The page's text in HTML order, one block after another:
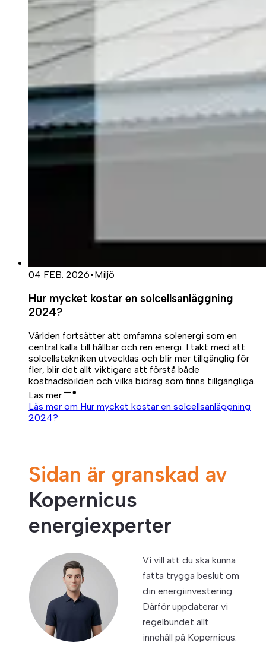
04 FEB. 2026•Miljö
Hur mycket kostar en solcellsanläggning
2024?
Världen fortsätter att omfamna solenergi som en
central källa till hållbar och ren energi. I takt med att
solcellstekniken utvecklas och blir mer tillgänglig för
fler, blir det allt viktigare att förstå både
kostnadsbilden och vilka bidrag som finns tillgängliga.
Läs mer
Läs mer om Hur mycket kostar en solcellsanläggning
2024?
Sidan är granskad av
Kopernicus
energiexperter
Vi vill att du ska kunna
fatta trygga beslut om
din energiinvestering.
Därför uppdaterar vi
regelbundet allt
innehåll på Kopernicus.